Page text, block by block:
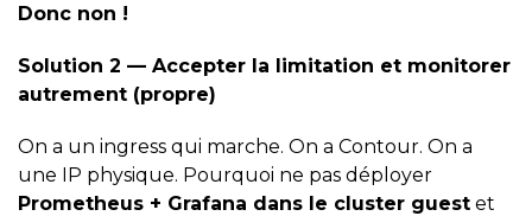
Donc non !
Solution 2 — Accepter la limitation et monitorer
autrement (propre)
On a un ingress qui marche. On a Contour. On a
une IP physique. Pourquoi ne pas déployer
Prometheus + Grafana dans le cluster guest et